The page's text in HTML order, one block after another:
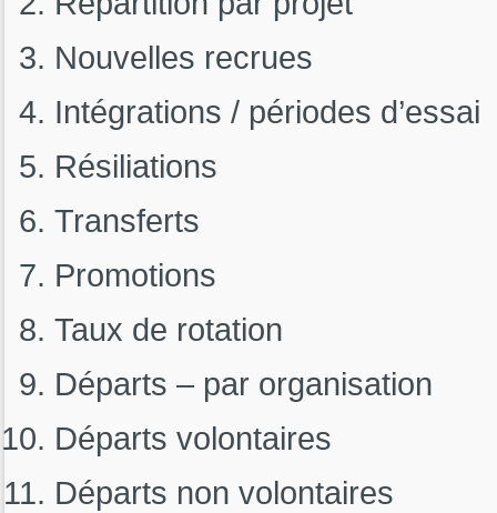
Nouvelles recrues
Intégrations / périodes d’essai
Résiliations
Transferts
Promotions
Taux de rotation
Départs – par organisation
Départs volontaires
Départs non volontaires